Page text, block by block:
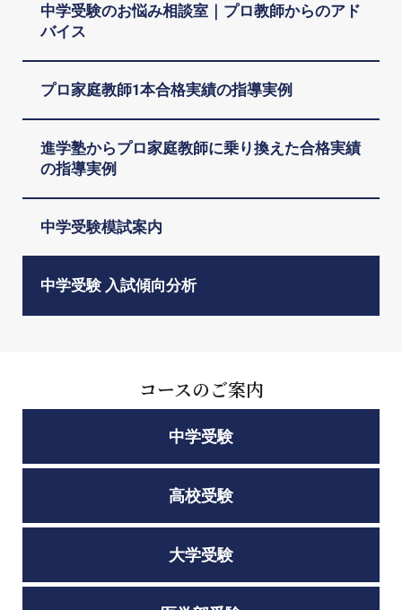
中学受験のお悩み相談室｜プロ教師からのアド
バイス
プロ家庭教師1本合格実績の指導実例
進学塾からプロ家庭教師に乗り換えた合格実績
の指導実例
中学受験模試案内
中学受験 入試傾向分析
コースのご案内
中学受験
高校受験
大学受験